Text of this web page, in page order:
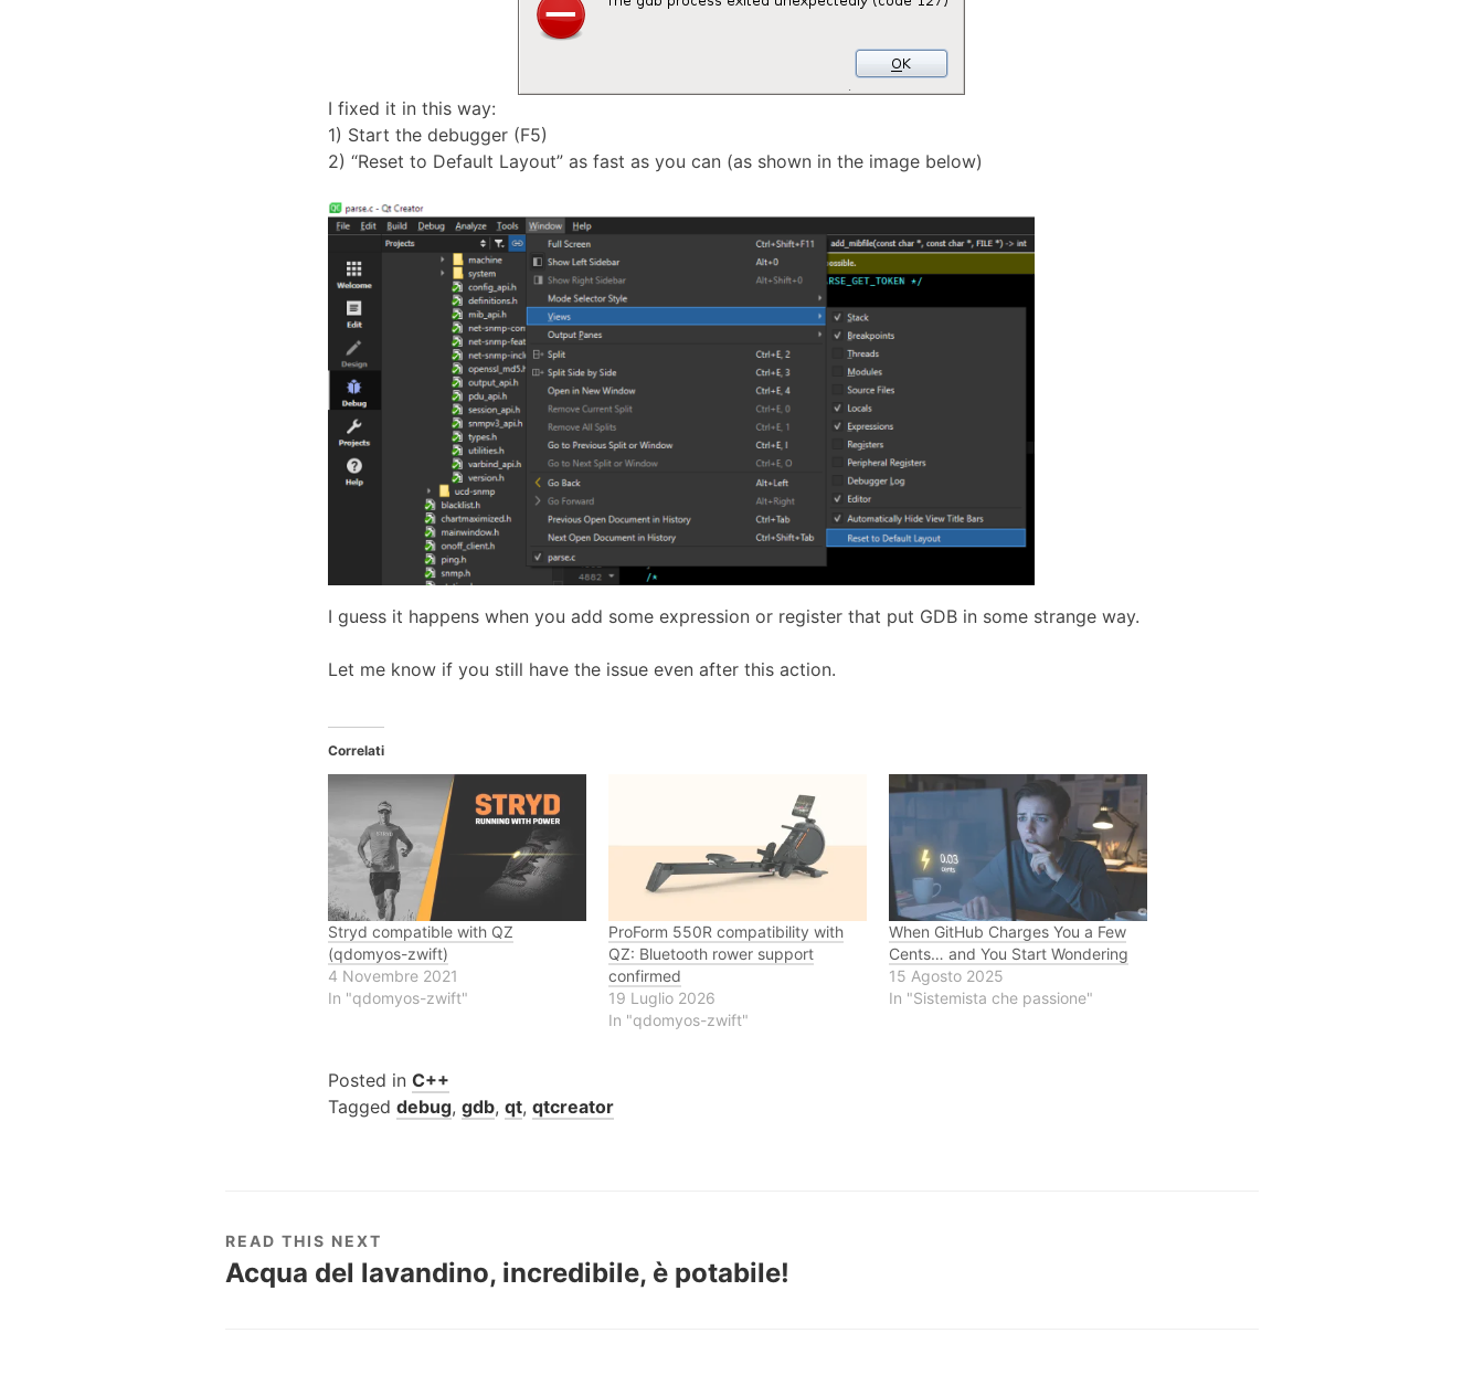
I fixed it in this way:
1) Start the debugger (F5)
2) “Reset to Default Layout” as fast as you can (as shown in the image below)
I guess it happens when you add some expression or register that put GDB in some strange way.
Let me know if you still have the issue even after this action.
Correlati
Stryd compatible with QZ
(qdomyos-zwift)
4 Novembre 2021
In "qdomyos-zwift"
ProForm 550R compatibility with
QZ: Bluetooth rower support
confirmed
19 Luglio 2026
In "qdomyos-zwift"
When GitHub Charges You a Few
Cents… and You Start Wondering
15 Agosto 2025
In "Sistemista che passione"
Posted inC++
Taggeddebug,gdb,qt,qtcreator
READ THIS NEXT
Acqua del lavandino, incredibile, è potabile!